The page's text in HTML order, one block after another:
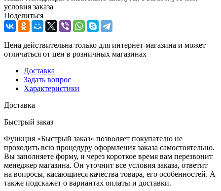
условия заказа
Поделиться
Цена действительна только для интернет-магазина и может
отличаться от цен в розничных магазинах
Доставка
Задать вопрос
Характеристики
Доставка
Быстрый заказ
Функция «Быстрый заказ» позволяет покупателю не
проходить всю процедуру оформления заказа самостоятельно.
Вы заполняете форму, и через короткое время вам перезвонит
менеджер магазина. Он уточнит все условия заказа, ответит
на вопросы, касающиеся качества товара, его особенностей. А
также подскажет о вариантах оплаты и доставки.